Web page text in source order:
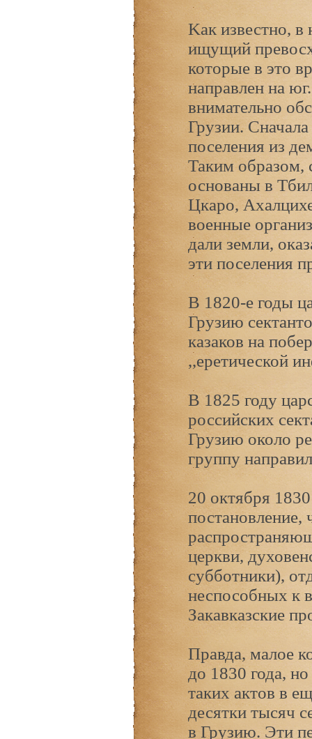
Kак известно, в
ищущий
которые в это
направлен на
внимательно
Грузии.
поселения из
Таким образом,
основаны в
Цкаро,
военные
дали земли,
эти поселения
В 1820-е годы
Грузию
казаков на
,,еретической
В 1825 году
российских
Грузию около
группу
20 октября
постановление,
церкви,
субботники),
неспособных к
Закавказские
Правда, малое
до 1830 года,
таких актов в
десятки тысяч
в Грузию. Эти